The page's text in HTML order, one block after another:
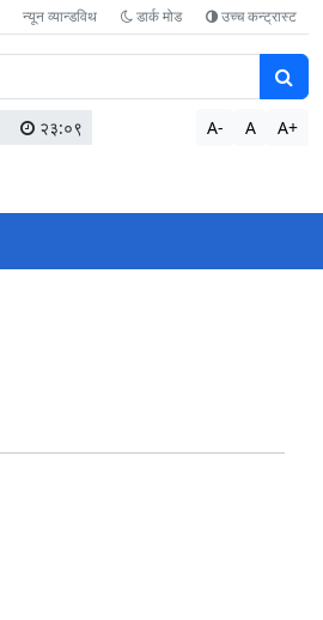
न्यून व्यान्डविथ डार्क मोड उच्च कन्ट्रास्ट
२३:०९ A- A A+